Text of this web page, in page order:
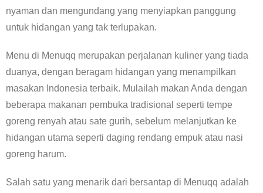
nyaman dan mengundang yang menyiapkan panggung
untuk hidangan yang tak terlupakan.
Menu di Menuqq merupakan perjalanan kuliner yang tiada
duanya, dengan beragam hidangan yang menampilkan
masakan Indonesia terbaik. Mulailah makan Anda dengan
beberapa makanan pembuka tradisional seperti tempe
goreng renyah atau sate gurih, sebelum melanjutkan ke
hidangan utama seperti daging rendang empuk atau nasi
goreng harum.
Salah satu yang menarik dari bersantap di Menuqq adalah